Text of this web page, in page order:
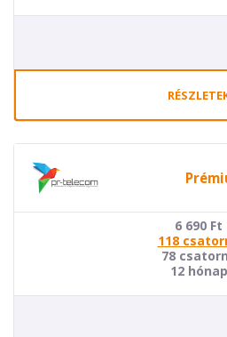
6 690 Ft
118
78
12 hónap